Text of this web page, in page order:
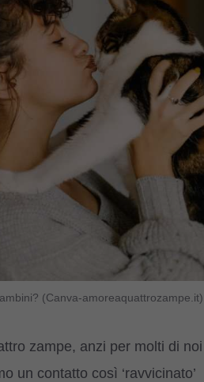
(Canva-amoreaquattrozampe.it)
zampe, anzi per molti di noi
un contatto così ‘ravvicinato’